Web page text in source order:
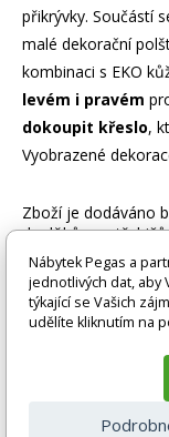
přikrývky. Součástí
malé dekorační
kombinaci s EKO
levém i pravém
dokoupit křeslo,
Vyobrazené
Zboží je dodáváno
doplňků,
Pokud není
demontovaném
být i ilustrační a
vlivem nastavení
pegas@nabytek-
Technické
Nábytek Pegas a
jednotlivých dat, aby
týkající se Vašich
udělíte kliknutím na